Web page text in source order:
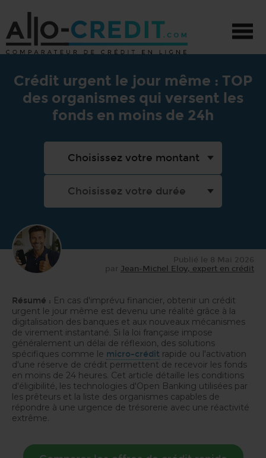
CRÉDIT - TOUS PROJETS
CRÉDIT AUTO
PRÊT PERSONNEL
Crédit urgent le jour même : TOP
des organismes qui versent les
fonds en moins de 24h
Publié le 8 Mai 2026
par Jean-Michel Eloy, expert en crédit
Résumé : En cas d'imprévu financier, obtenir un crédit
urgent le jour même est devenu une réalité grâce à la
digitalisation des banques et aux nouveaux mécanismes
de virement instantané. Si la loi française impose
généralement un délai de réflexion, des solutions
spécifiques comme le micro-crédit rapide ou l'activation
d'une réserve de crédit permettent de recevoir les fonds
en moins de 24 heures. Cet article détaille les conditions
d'éligibilité, les technologies d'Open Banking utilisées par
les prêteurs et la liste des organismes capables de
répondre à une urgence de trésorerie avec une réactivité
extrême.